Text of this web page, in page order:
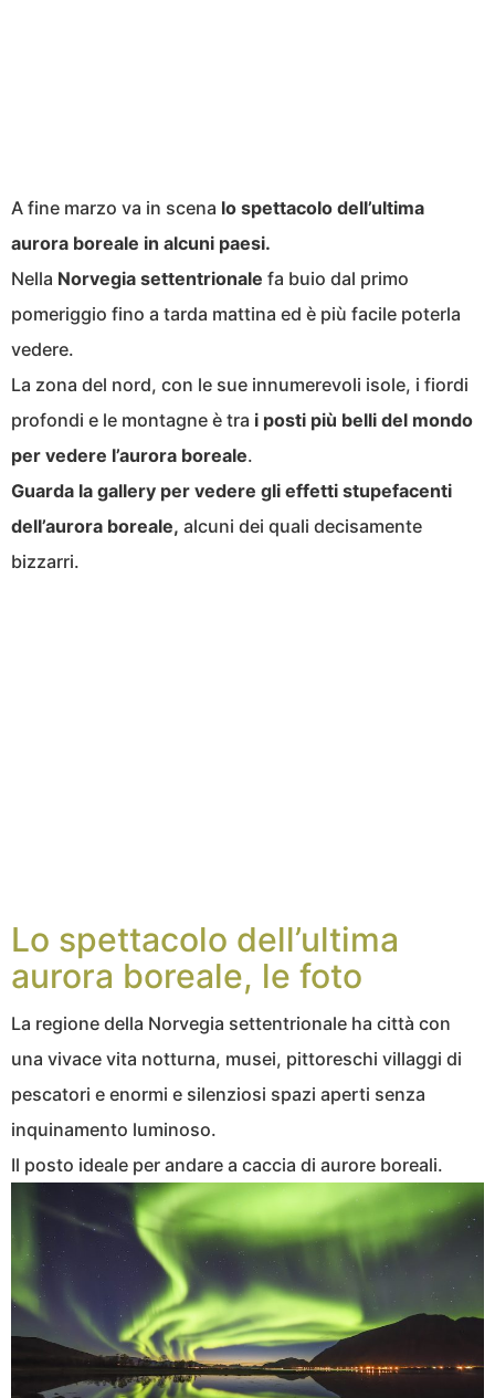
A fine marzo va in scena lo spettacolo dell’ultima
aurora boreale in alcuni paesi.
Nella Norvegia settentrionale fa buio dal primo
pomeriggio fino a tarda mattina ed è più facile poterla
vedere.
La zona del nord, con le sue innumerevoli isole, i fiordi
profondi e le montagne è tra i posti più belli del mondo
per vedere l’aurora boreale.
Guarda la gallery per vedere gli effetti stupefacenti
dell’aurora boreale, alcuni dei quali decisamente
bizzarri.
Lo spettacolo dell’ultima
aurora boreale, le foto
La regione della Norvegia settentrionale ha città con
una vivace vita notturna, musei, pittoreschi villaggi di
pescatori e enormi e silenziosi spazi aperti senza
inquinamento luminoso.
Il posto ideale per andare a caccia di aurore boreali.